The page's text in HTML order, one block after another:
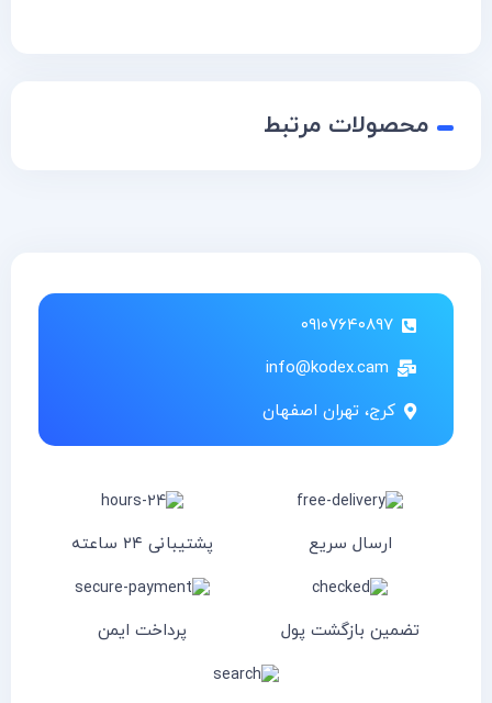
محصولات مرتبط
۰۹۱۰۷۶۴۰۸۹۷
info@kodex.cam
کرج، تهران اصفهان
ارسال سریع پشتیبانی ۲۴ ساعته
تضمین بازگشت پول پرداخت ایمن